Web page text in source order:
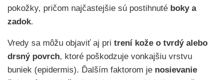
pokožky, pričom najčastejšie sú postihnuté boky a
zadok.
Vredy sa môžu objaviť aj pri trení kože o tvrdý alebo
drsný povrch, ktoré poškodzuje vonkajšiu vrstvu
buniek (epidermis). Ďalším faktorom je nosievanie